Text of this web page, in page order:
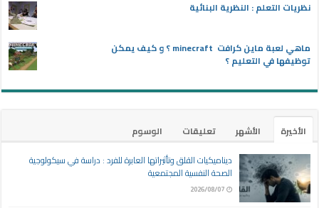
نظريات التعلم : النظرية البنائية
ماهي لعبة ماين كرافت minecraft ؟ و كيف يمكن
توظيفها في التعليم ؟
الأخيرة الأشهر تعليقات
الوسوم
ديناميكيات القلق وتأثيراتها العابرة للفرد : دراسة في سيكولوجية
الصحة النفسية المجتمعية
2026/08/07